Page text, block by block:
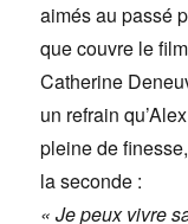
aimés au passé
que couvre le
Catherine
un refrain
pleine de
la seconde :
« Je peux vivre